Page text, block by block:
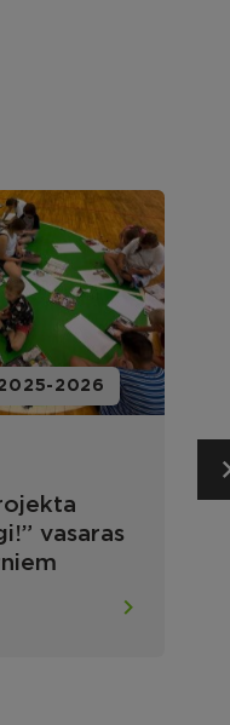
2025-2026
vasaras